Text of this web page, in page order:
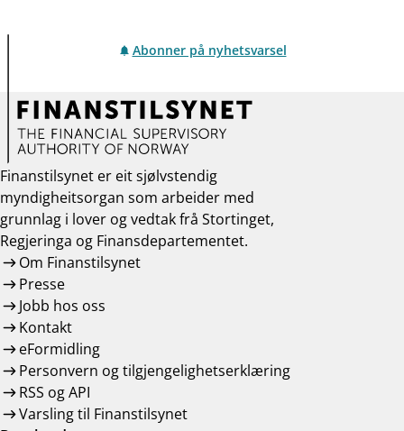
Abonner på nyhetsvarsel
Finanstilsynet er eit sjølvstendig
myndigheitsorgan som arbeider med
grunnlag i lover og vedtak frå Stortinget,
Regjeringa og Finansdepartementet.
Om Finanstilsynet
Presse
Jobb hos oss
Kontakt
eFormidling
Personvern og tilgjengelighetserklæring
RSS og API
Varsling til Finanstilsynet